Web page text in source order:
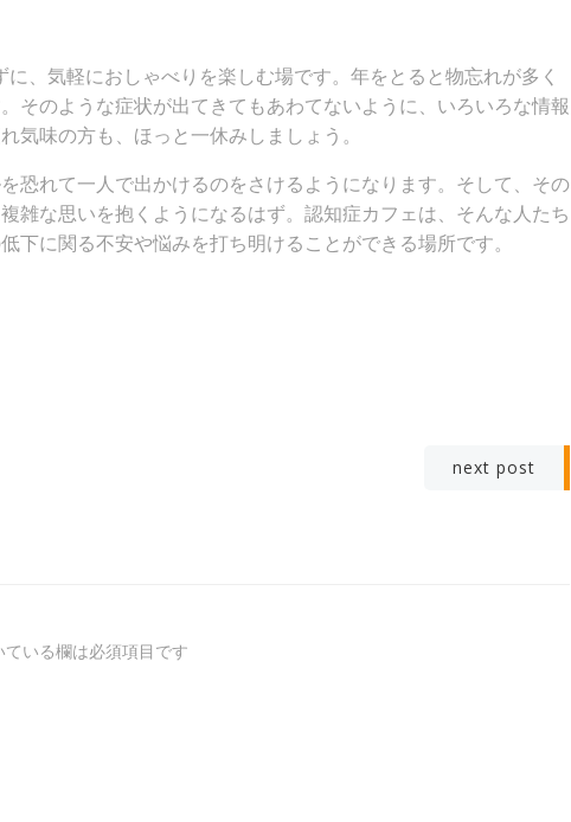
に、気軽におしゃべりを楽しむ場です。年をとると物忘れが多く
そのような症状が出てきてもあわてないように、いろいろな情報
気味の方も、ほっと一休みしましょう。
恐れて一人で出かけるのをさけるようになります。そして、その
雑な思いを抱くようになるはず。認知症カフェは、そんな人たち
に関る不安や悩みを打ち明けることができる場所です。
ビ
next post
ている欄は必須項目です